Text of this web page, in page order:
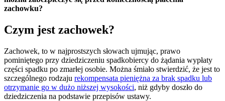
zachowku?
Czym jest zachowek?
Zachowek, to w najprostszych słowach ujmując, prawo
pominiętego przy dziedziczeniu spadkobiercy do żądania wypłaty
części spadku po zmarłej osobie. Można śmiało stwierdzić, że jest to
szczególnego rodzaju rekompensata pieniężna za brak spadku lub
otrzymanie go w dużo niższej wysokości, niż gdyby doszło do
dziedziczenia na podstawie przepisów ustawy.